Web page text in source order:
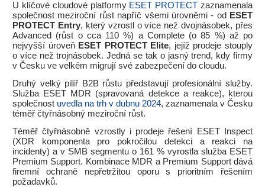
U klíčové cloudové platformy ESET PROTECT zaznamenala
společnost meziroční růst napříč všemi úrovněmi - od
ESET
PROTECT Entry, který vzrostl o více než dvojnásobek, přes
Advanced (růst o cca 110 %) a Complete (o 85 %) až po
nejvyšší úroveň ESET PROTECT Elite, jejíž prodeje stouply
o více než trojnásobek. Jedná se tak o jasný trend, kdy firmy
v Česku ve velkém migrují své zabezpečení do cloudu.
Druhý velký pilíř B2B růstu představují profesionální služby.
Služba ESET MDR (spravovaná detekce a reakce), kterou
společnost uvedla na trh v dubnu 2024, zaznamenala v Česku
téměř čtyřnásobný meziroční růst.
Téměř čtyřnásobně vzrostly i prodeje řešení ESET Inspect
(XDR komponenta pro pokročilou detekci a reakci na
incidenty) a v SMB segmentu o 161 % vyrostla služba ESET
Premium Support. Kombinace MDR a Premium Support dává
firemní ochraně nepřetržitou oporu s prioritním řešením
požadavků.